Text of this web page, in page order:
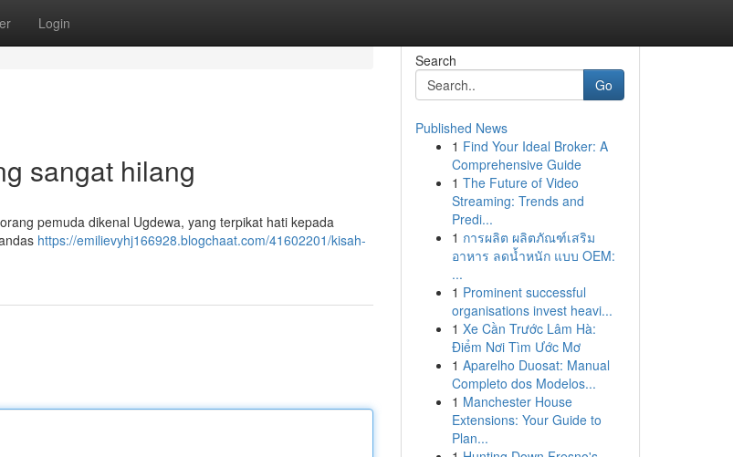
Login
sangat hilang
pemuda dikenal Ugdewa, yang terpikat hati kepada
https://emilievyhj166928.blogchaat.com/41602201/kisah-
Search
Go
Published News
1 Find Your Ideal Broker: A
Comprehensive Guide
1 The Future of Video
Streaming: Trends and
Predi...
1 การผลิต ผลิตภัณฑ์เสริม
อาหาร ลดน้ำหนัก แบบ OEM:
...
1 Prominent successful
organisations invest heavi...
1 Xe Cần Trước Lâm Hà:
Điểm Nơi Tìm Ước Mơ
1 Aparelho Duosat: Manual
Completo dos Modelos...
1 Manchester House
Extensions: Your Guide to
Plan...